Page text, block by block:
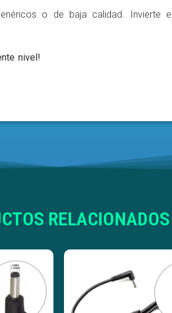
o de baja calidad. Invierte
nivel!
RELACIONADOS